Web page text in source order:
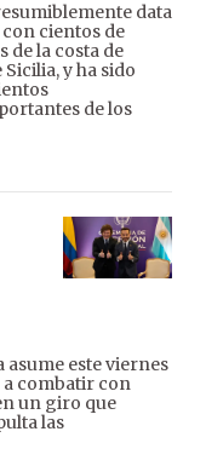
data
con cientos de
de la costa de
y ha sido
de los
asume este viernes
a combatir con
un giro que
las